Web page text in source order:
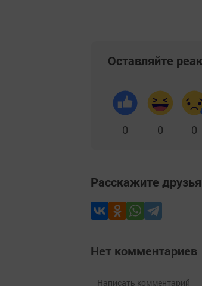
Оставляйте
0 0 0
Расскажите
Нет комментариев